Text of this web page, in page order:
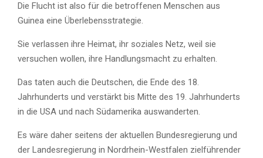
Die Flucht ist also für die betroffenen Menschen aus
Guinea eine Überlebensstrategie.
Sie verlassen ihre Heimat, ihr soziales Netz, weil sie
versuchen wollen, ihre Handlungsmacht zu erhalten.
Das taten auch die Deutschen, die Ende des 18.
Jahrhunderts und verstärkt bis Mitte des 19. Jahrhunderts
in die USA und nach Südamerika auswanderten.
Es wäre daher seitens der aktuellen Bundesregierung und
der Landesregierung in Nordrhein-Westfalen zielführender